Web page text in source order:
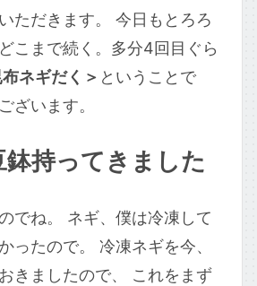
ただきます。 今日もとろろ
こまで続く。多分4回目ぐら
ネギだく＞ ということで
ざいます。
持ってきました
でね。 ネギ、僕は冷凍して
ったので。 冷凍ネギを今、
きましたので、 これをまず